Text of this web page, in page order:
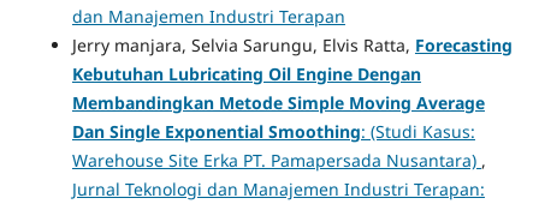
dan Manajemen Industri Terapan
Jerry manjara, Selvia Sarungu, Elvis Ratta, Forecasting
Kebutuhan Lubricating Oil Engine Dengan
Membandingkan Metode Simple Moving Average
Dan Single Exponential Smoothing: (Studi Kasus:
Warehouse Site Erka PT. Pamapersada Nusantara) ,
Jurnal Teknologi dan Manajemen Industri Terapan: